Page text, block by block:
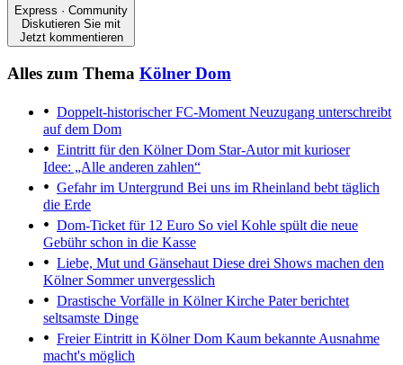
Express · Community
Diskutieren Sie mit
Jetzt kommentieren
Alles zum Thema Kölner Dom
Doppelt-historischer FC-Moment Neuzugang unterschreibt
auf dem Dom
Eintritt für den Kölner Dom Star-Autor mit kurioser
Idee: „Alle anderen zahlen“
Gefahr im Untergrund Bei uns im Rheinland bebt täglich
die Erde
Dom-Ticket für 12 Euro So viel Kohle spült die neue
Gebühr schon in die Kasse
Liebe, Mut und Gänsehaut Diese drei Shows machen den
Kölner Sommer unvergesslich
Drastische Vorfälle in Kölner Kirche Pater berichtet
seltsamste Dinge
Freier Eintritt in Kölner Dom Kaum bekannte Ausnahme
macht's möglich